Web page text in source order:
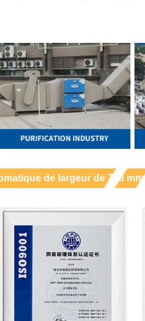
de largeur de 700 mm